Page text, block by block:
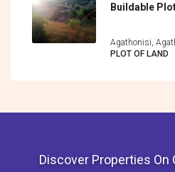
Buildable
Agathonisi,
PLOT OF LAND
Discover Properties On